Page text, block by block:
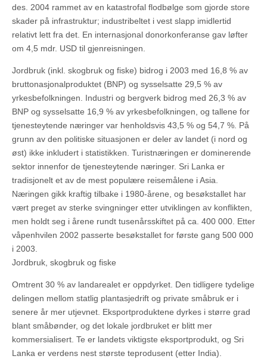
des. 2004 rammet av en katastrofal flodbølge som gjorde store
skader på infrastruktur; industribeltet i vest slapp imidlertid
relativt lett fra det. En internasjonal donorkonferanse gav løfter
om 4,5 mdr. USD til gjenreisningen.
Jordbruk (inkl. skogbruk og fiske) bidrog i 2003 med 16,8 % av
bruttonasjonalproduktet (BNP) og sysselsatte 29,5 % av
yrkesbefolkningen. Industri og bergverk bidrog med 26,3 % av
BNP og sysselsatte 16,9 % av yrkesbefolkningen, og tallene for
tjenesteytende næringer var henholdsvis 43,5 % og 54,7 %. På
grunn av den politiske situasjonen er deler av landet (i nord og
øst) ikke inkludert i statistikken. Turistnæringen er dominerende
sektor innenfor de tjenesteytende næringer. Sri Lanka er
tradisjonelt et av de mest populære reisemålene i Asia.
Næringen gikk kraftig tilbake i 1980-årene, og besøkstallet har
vært preget av sterke svingninger etter utviklingen av konflikten,
men holdt seg i årene rundt tusenårsskiftet på ca. 400 000. Etter
våpenhvilen 2002 passerte besøkstallet for første gang 500 000
i 2003.
Jordbruk, skogbruk og fiske
Omtrent 30 % av landarealet er oppdyrket. Den tidligere tydelige
delingen mellom statlig plantasjedrift og private småbruk er i
senere år mer utjevnet. Eksportproduktene dyrkes i større grad
blant småbønder, og det lokale jordbruket er blitt mer
kommersialisert. Te er landets viktigste eksportprodukt, og Sri
Lanka er verdens nest største teprodusent (etter India).